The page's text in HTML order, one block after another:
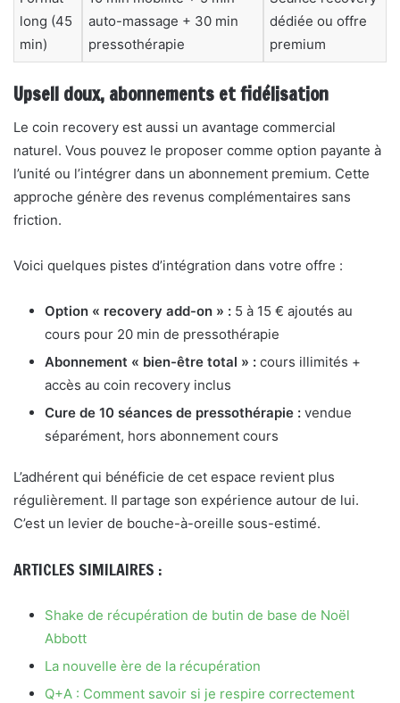
long (45
min)
auto-massage + 30 min
pressothérapie
dédiée ou offre
premium
Upsell doux, abonnements et fidélisation
Le coin recovery est aussi un avantage commercial
naturel. Vous pouvez le proposer comme option payante à
l’unité ou l’intégrer dans un abonnement premium. Cette
approche génère des revenus complémentaires sans
friction.
Voici quelques pistes d’intégration dans votre offre :
Option « recovery add-on » : 5 à 15 € ajoutés au
cours pour 20 min de pressothérapie
Abonnement « bien-être total » : cours illimités +
accès au coin recovery inclus
Cure de 10 séances de pressothérapie : vendue
séparément, hors abonnement cours
L’adhérent qui bénéficie de cet espace revient plus
régulièrement. Il partage son expérience autour de lui.
C’est un levier de bouche-à-oreille sous-estimé.
ARTICLES SIMILAIRES :
Shake de récupération de butin de base de Noël
Abbott
La nouvelle ère de la récupération
Q+A : Comment savoir si je respire correctement